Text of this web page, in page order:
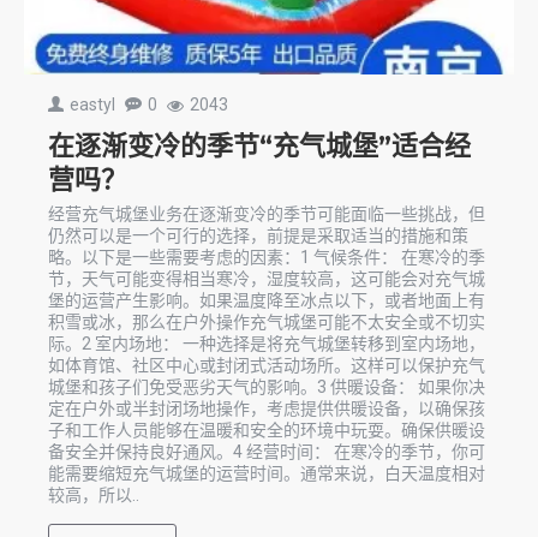
eastyl 0 2043
在逐渐变冷的季节“充气城堡”适合经
营吗？
经营充气城堡业务在逐渐变冷的季节可能面临一些挑战，但
仍然可以是一个可行的选择，前提是采取适当的措施和策
略。以下是一些需要考虑的因素：1 气候条件： 在寒冷的季
节，天气可能变得相当寒冷，湿度较高，这可能会对充气城
堡的运营产生影响。如果温度降至冰点以下，或者地面上有
积雪或冰，那么在户外操作充气城堡可能不太安全或不切实
际。2 室内场地： 一种选择是将充气城堡转移到室内场地，
如体育馆、社区中心或封闭式活动场所。这样可以保护充气
城堡和孩子们免受恶劣天气的影响。3 供暖设备： 如果你决
定在户外或半封闭场地操作，考虑提供供暖设备，以确保孩
子和工作人员能够在温暖和安全的环境中玩耍。确保供暖设
备安全并保持良好通风。4 经营时间： 在寒冷的季节，你可
能需要缩短充气城堡的运营时间。通常来说，白天温度相对
较高，所以..